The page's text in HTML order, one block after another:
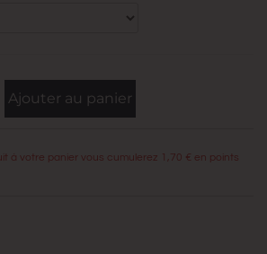
Ajouter au panier
à votre panier vous cumulerez 1,70 € en points